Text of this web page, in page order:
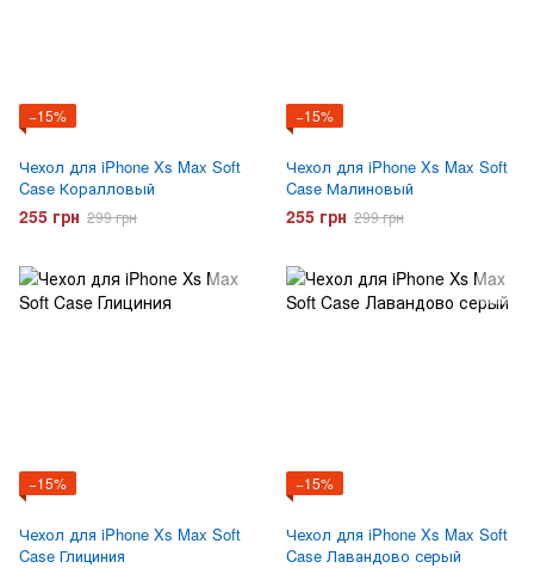
−15%
Чехол для iPhone Xs Max Soft
Case Коралловый
255 грн 299 грн
−15%
Чехол для iPhone Xs Max Soft
Case Малиновый
255 грн 299 грн
−15%
Чехол для iPhone Xs Max Soft
Case Глициния
−15%
Чехол для iPhone Xs Max Soft
Case Лавандово серый